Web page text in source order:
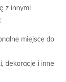
z innymi
miejsce do
dekoracje i inne